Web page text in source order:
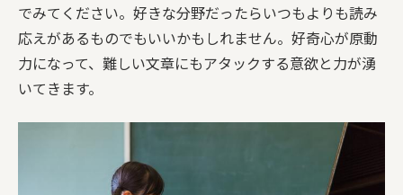
でみてください。好きな分野だったらいつもよりも読み
応えがあるものでもいいかもしれません。好奇心が原動
力になって、難しい文章にもアタックする意欲と力が湧
いてきます。